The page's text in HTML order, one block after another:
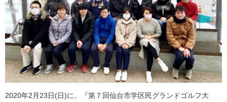
2020年2月23日(日)に、『第７回仙台市学区民グランドゴルフ大